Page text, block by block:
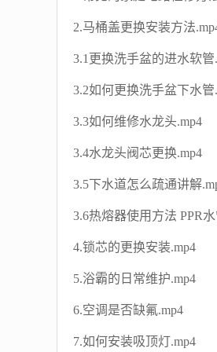
2.马桶盖更换安装方法
3.1更换洗手盆的进水软管
3.2如何更换洗手盆下水管
3.3如何维修水龙头.mp4
3.4水龙头阀芯更换.mp4
3.5下水道怎么疏通讲解
3.6热熔器使用方法 PPR
4.锁芯的更换安装.mp4
5.浴霸的日常维护.mp4
6.空调是否缺氟.mp4
7.如何安装吸顶灯.mp4